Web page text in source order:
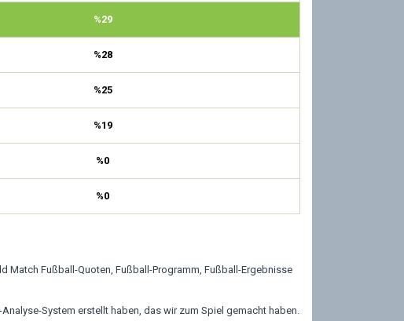
%29
%28
%25
%19
%0
%0
Match Fußball-Quoten, Fußball-Programm, Fußball-Ergebnisse
System erstellt haben, das wir zum Spiel gemacht haben.